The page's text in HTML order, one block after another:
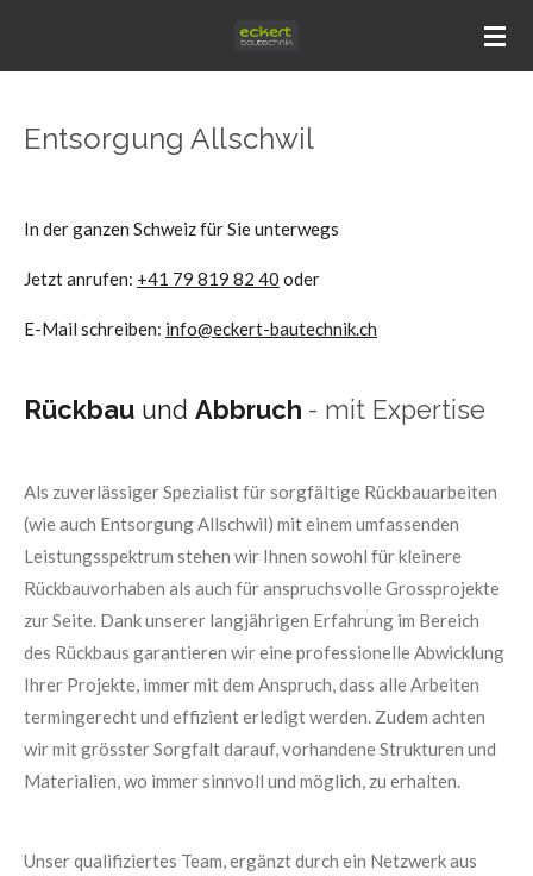
Entsorgung Allschwil
In der ganzen Schweiz für Sie unterwegs
Jetzt anrufen: +41 79 819 82 40 oder
E-Mail schreiben: info@eckert-bautechnik.ch
Rückbau und Abbruch - mit Expertise
Als zuverlässiger Spezialist für sorgfältige Rückbauarbeiten
(wie auch Entsorgung Allschwil) mit einem umfassenden
Leistungsspektrum stehen wir Ihnen sowohl für kleinere
Rückbauvorhaben als auch für anspruchsvolle Grossprojekte
zur Seite. Dank unserer langjährigen Erfahrung im Bereich
des Rückbaus garantieren wir eine professionelle Abwicklung
Ihrer Projekte, immer mit dem Anspruch, dass alle Arbeiten
termingerecht und effizient erledigt werden. Zudem achten
wir mit grösster Sorgfalt darauf, vorhandene Strukturen und
Materialien, wo immer sinnvoll und möglich, zu erhalten.
Unser qualifiziertes Team, ergänzt durch ein Netzwerk aus